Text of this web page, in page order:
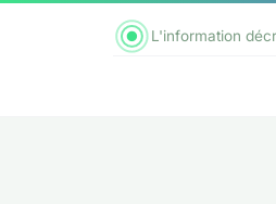
L'information